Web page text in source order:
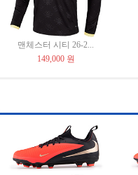
맨체스터 시티 26-2...
149,000 원